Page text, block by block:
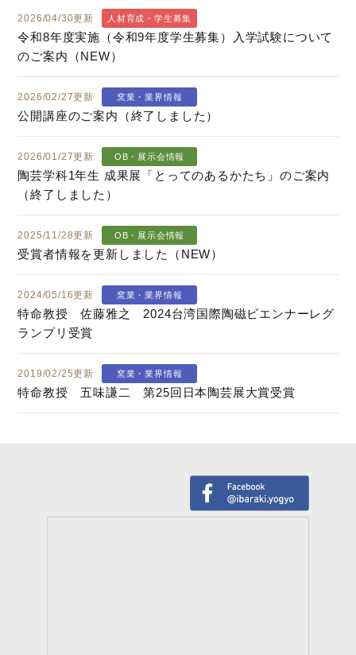
2026/04/30更新 人材育成・学生募集
令和8年度実施（令和9年度学生募集）入学試験について
のご案内（NEW）
2026/02/27更新 窯業・業界情報
公開講座のご案内（終了しました）
2026/01/27更新 OB・展示会情報
陶芸学科1年生 成果展「とってのあるかたち」のご案内
（終了しました）
2025/11/28更新 OB・展示会情報
受賞者情報を更新しました（NEW）
2024/05/16更新 窯業・業界情報
特命教授 佐藤雅之 2024台湾国際陶磁ビエンナーレグ
ランプリ受賞
2019/02/25更新 窯業・業界情報
特命教授 五味謙二 第25回日本陶芸展大賞受賞